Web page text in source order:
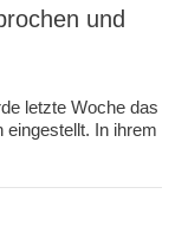
und
letzte Woche das
In ihrem